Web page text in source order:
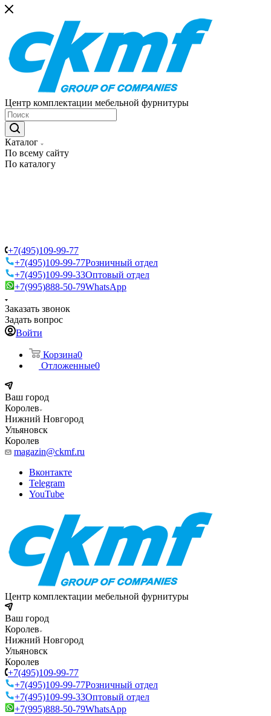
Центр комплектации мебельной фурнитуры
Каталог
По всему сайту
По каталогу
+7(495)109-99-77
+7(495)109-99-77Розничный отдел
+7(495)109-99-33Оптовый отдел
+7(995)888-50-79WhatsApp
Заказать звонок
Задать вопрос
Войти
Корзина0
Отложенные0
Ваш город
Королев
Нижний Новгород
Ульяновск
Королев
magazin@ckmf.ru
Вконтакте
Telegram
YouTube
Центр комплектации мебельной фурнитуры
Ваш город
Королев
Нижний Новгород
Ульяновск
Королев
+7(495)109-99-77
+7(495)109-99-77Розничный отдел
+7(495)109-99-33Оптовый отдел
+7(995)888-50-79WhatsApp